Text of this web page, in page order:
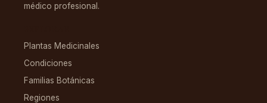
médico profesional.
Plantas Medicinales
Condiciones
Familias Botánicas
Regiones